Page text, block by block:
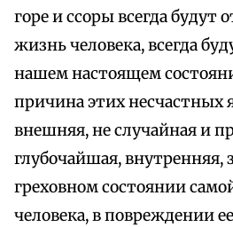
горе и ссоры всегда будут
жизнь человека, всегда
нашем настоящем
причина этих несчастных
внешняя, не случайная и
глубочайшая,
греховном состоянии
человека, в повреждении